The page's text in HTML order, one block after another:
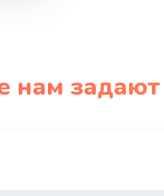
нам